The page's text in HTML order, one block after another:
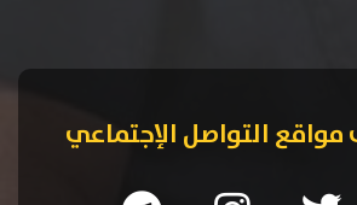
مواقع التواصل الإجتماعي